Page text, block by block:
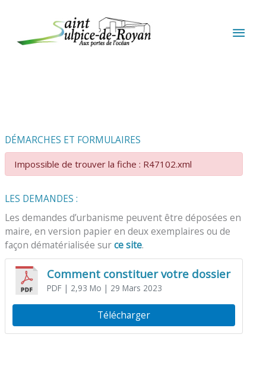
DÉMARCHES ET FORMULAIRES
Impossible de trouver la fiche : R47102.xml
LES DEMANDES :
Les demandes d’urbanisme peuvent être déposées en
maire, en version papier en deux exemplaires ou de
façon dématérialisée surce site.
Comment constituer votre dossier
PDF| 2,93 Mo | 29 Mars 2023
Télécharger